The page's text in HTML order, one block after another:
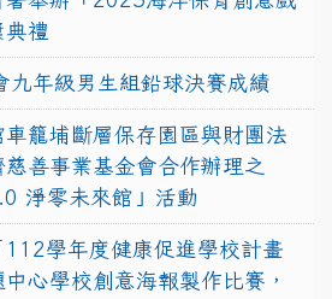
典禮
九年級男生組鉛球決賽成績
籠埔斷層保存園區與財團法
善事業基金會合作辦理之
淨零未來館」活動
學年度健康促進學校計畫
心學校創意海報製作比賽，